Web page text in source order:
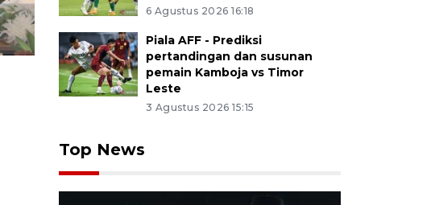
6 Agustus 2026 16:18
Piala AFF - Prediksi
pertandingan dan susunan
pemain Kamboja vs Timor
Leste
3 Agustus 2026 15:15
Top News